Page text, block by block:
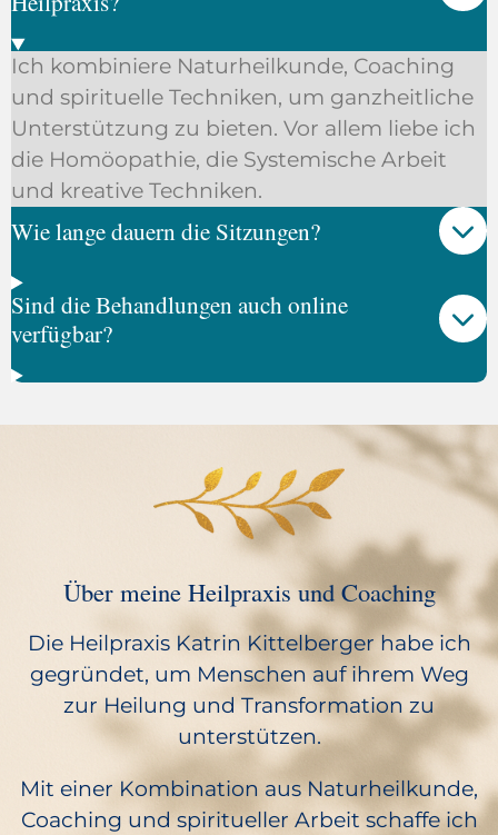
Ich kombiniere Naturheilkunde, Coaching
und spirituelle Techniken, um ganzheitliche
Unterstützung zu bieten. Vor allem liebe ich
die Homöopathie, die Systemische Arbeit
und kreative Techniken.
Wie lange dauern die Sitzungen?
Sind die Behandlungen auch online
verfügbar?
Über meine Heilpraxis und Coaching
Die Heilpraxis Katrin Kittelberger habe ich
gegründet, um Menschen auf ihrem Weg
zur Heilung und Transformation zu
unterstützen.
Mit einer Kombination aus Naturheilkunde,
Coaching und spiritueller Arbeit schaffe ich